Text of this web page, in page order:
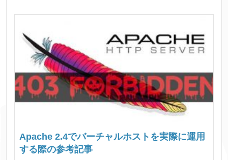
Apache 2.4でバーチャルホストを実際に運用
する際の参考記事